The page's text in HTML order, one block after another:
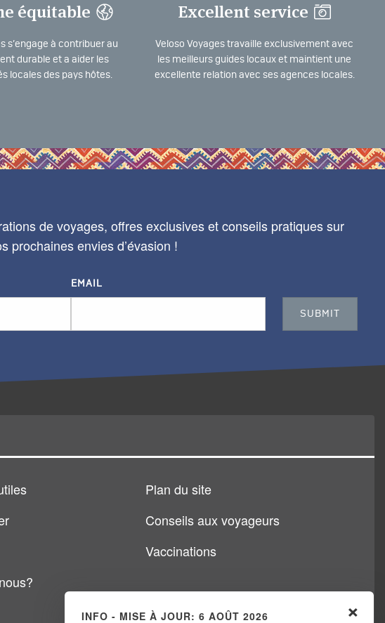
équitable
s’engage à contribuer au
durable et a aider les
locales des pays hôtes.
Excellent service
Veloso Voyages travaille exclusivement avec
les meilleurs guides locaux et maintient une
excellente relation avec ses agences locales.
×
INFO - MISE À JOUR: 6 AOÛT 2026
de voyages, offres exclusives et conseils pratiques sur
prochaines envies d’évasion !
EMAIL
Plan du site
Conseils aux voyageurs
Vaccinations